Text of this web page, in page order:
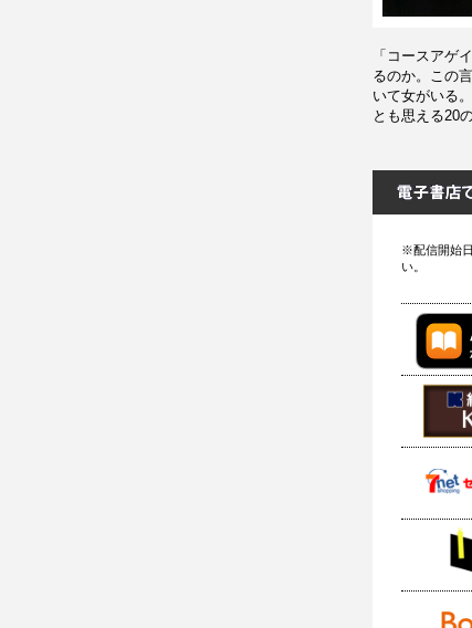
「コースアゲ
るのか。この
いて女がいる
とも思える20
※配信開始
い。